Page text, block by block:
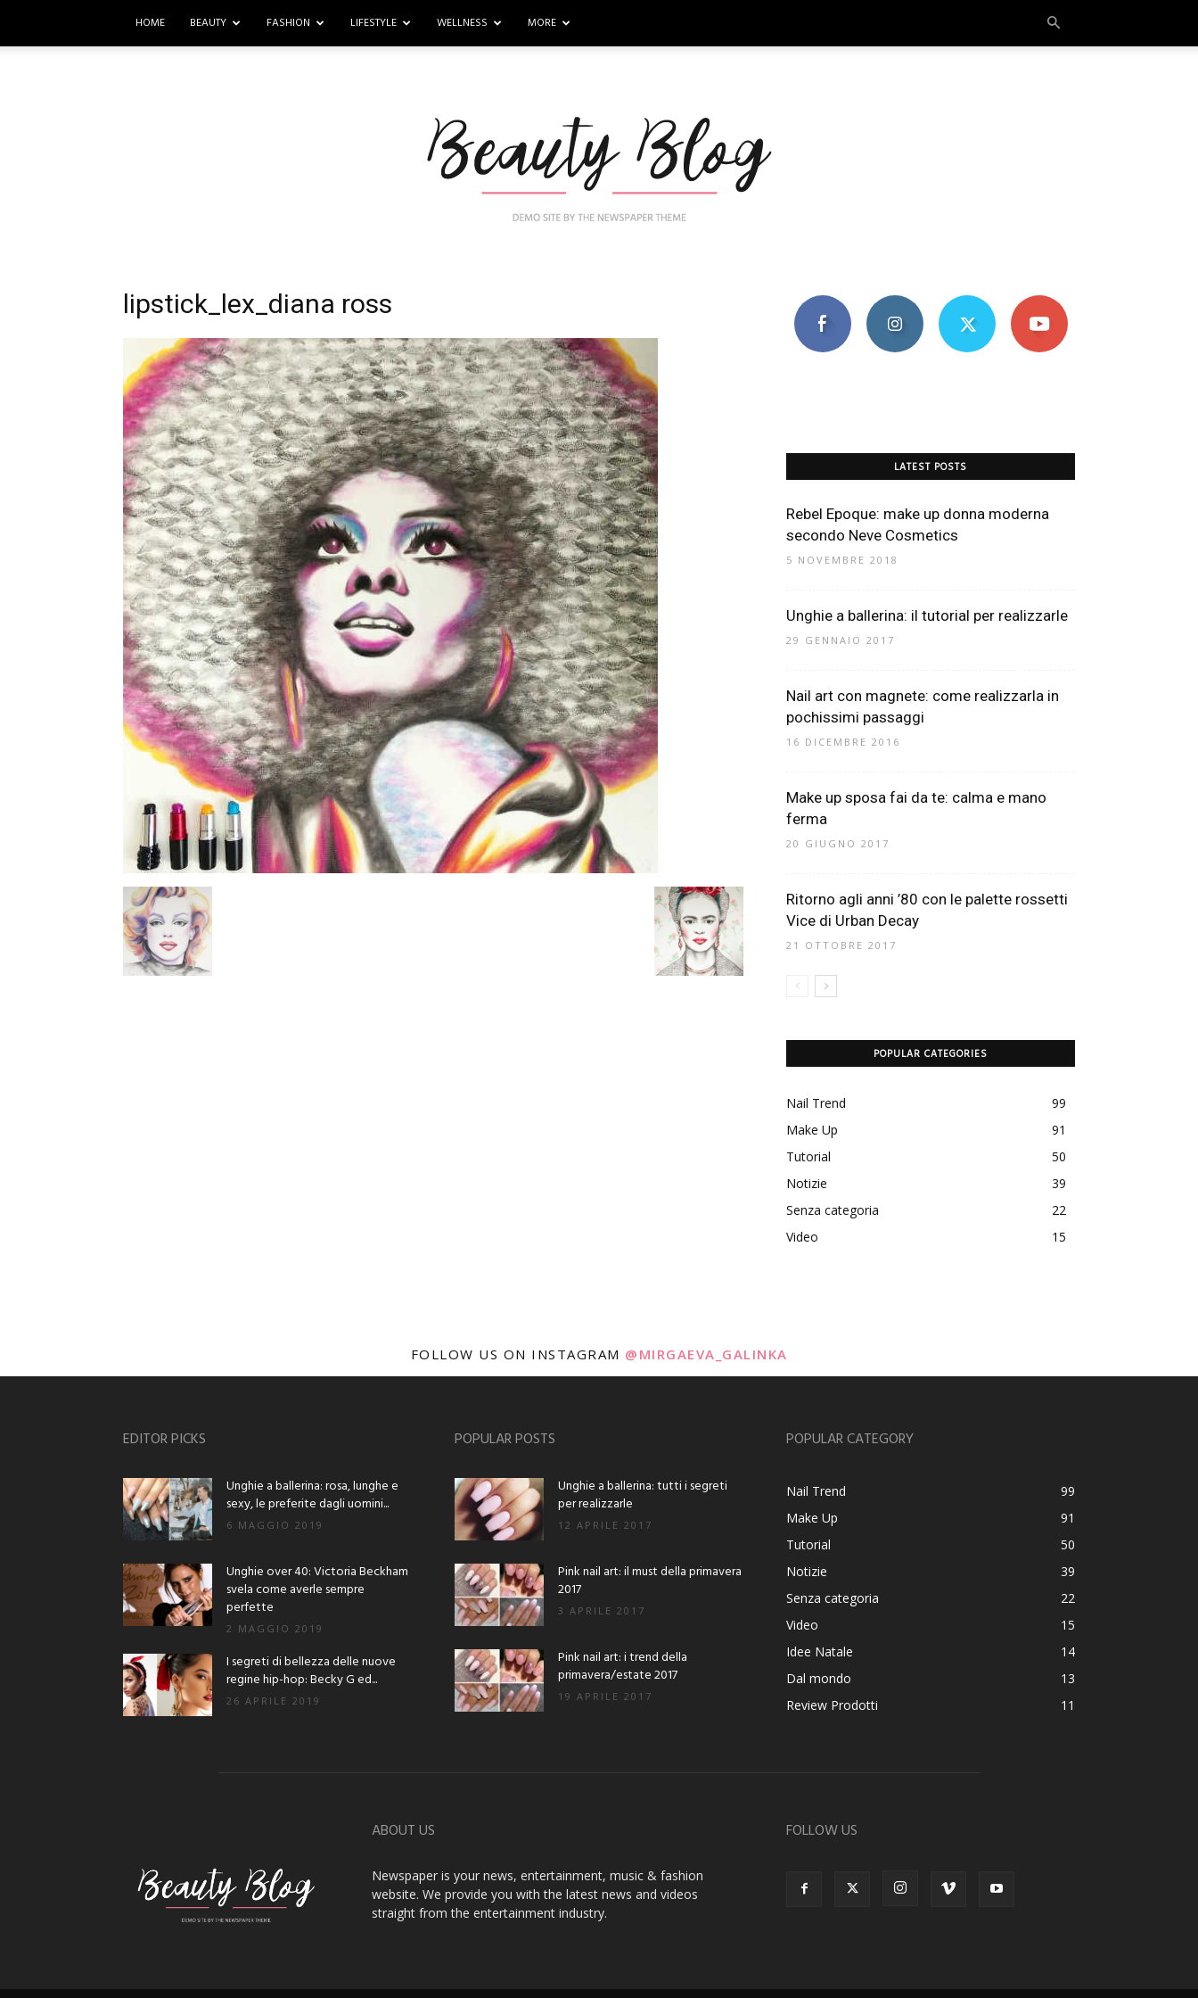
HOME BEAUTY FASHION LIFESTYLE WELLNESS MORE
Art
Mania
lipstick_lex_diana ross
LATEST POSTS
Rebel Epoque: make up donna moderna
secondo Neve Cosmetics
5 NOVEMBRE 2018
Unghie a ballerina: il tutorial per realizzarle
29 GENNAIO 2017
Nail art con magnete: come realizzarla in
pochissimi passaggi
16 DICEMBRE 2016
Make up sposa fai da te: calma e mano
ferma
20 GIUGNO 2017
Ritorno agli anni ’80 con le palette rossetti
Vice di Urban Decay
21 OTTOBRE 2017
POPULAR CATEGORIES
Nail Trend
99
Make Up
91
Tutorial
50
Notizie
39
Senza categoria
22
Video
15
FOLLOW US ON INSTAGRAM @MIRGAEVA_GALINKA
EDITOR PICKS
Unghie a ballerina: rosa, lunghe e
sexy, le preferite dagli uomini...
6 MAGGIO 2019
Unghie over 40: Victoria Beckham
svela come averle sempre
perfette
2 MAGGIO 2019
I segreti di bellezza delle nuove
regine hip-hop: Becky G ed...
26 APRILE 2019
POPULAR POSTS
Unghie a ballerina: tutti i segreti
per realizzarle
12 APRILE 2017
Pink nail art: il must della primavera
2017
3 APRILE 2017
Pink nail art: i trend della
primavera/estate 2017
19 APRILE 2017
POPULAR CATEGORY
Nail Trend
99
Make Up
91
Tutorial
50
Notizie
39
Senza categoria
22
Video
15
Idee Natale
14
Dal mondo
13
Review Prodotti
11
ABOUT US
Newspaper is your news, entertainment, music & fashion
website. We provide you with the latest news and videos
straight from the entertainment industry.
FOLLOW US